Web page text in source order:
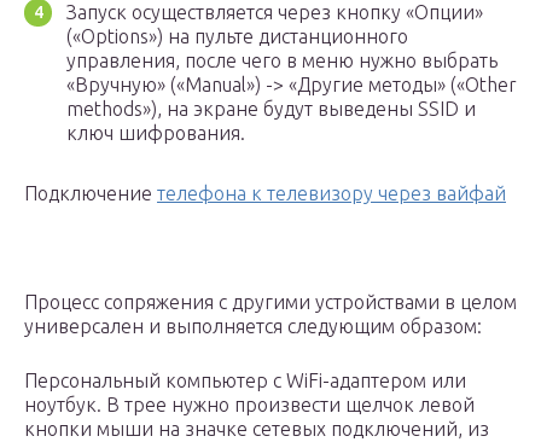
Запуск осуществляется через кнопку «Опции»
(«Options») на пульте дистанционного
управления, после чего в меню нужно выбрать
«Вручную» («Manual») -> «Другие методы» («Other
methods»), на экране будут выведены SSID и
ключ шифрования.
Подключение телефона к телевизору через вайфай
Процесс сопряжения с другими устройствами в целом
универсален и выполняется следующим образом:
Персональный компьютер с WiFi-адаптером или
ноутбук. В трее нужно произвести щелчок левой
кнопки мыши на значке сетевых подключений, из